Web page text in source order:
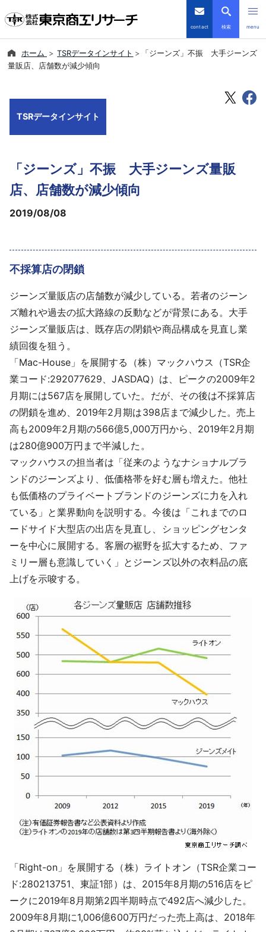
contact 検索 menu
倒産・注目企業情報
会社案内
導入事例
よくあるご質問
ホーム TSRデータインサイト
「ジーンズ」不振 大手ジーンズ
量販店、店舗数が減少傾向
TSRデータインサイト
「ジーンズ」不振 大手ジーンズ量販
店、店舗数が減少傾向
2019/08/08
不採算店の閉鎖
ジーンズ量販店の店舗数が減少している。若者のジーン
ズ離れや過去の拡大路線の反動などが背景にある。大手
ジーンズ量販店は、既存店の閉鎖や商品構成を見直し業
績回復を狙う。
「Mac-House」を展開する（株）マックハウス（TSR企
業コード:292077629、JASDAQ）は、ピークの2009年2
月期には567店を展開していた。だが、その後は不採算店
の閉鎖を進め、2019年2月期は398店まで減少した。売上
高も2009年2月期の566億5,000万円から、2019年2月期
は280億900万円まで半減した。
マックハウスの担当者は「従来のようなナショナルブラ
ンドのジーンズより、低価格帯を好む層も増えた。他社
も低価格のプライベートブランドのジーンズに力を入れ
ている」と業界動向を説明する。今後は「これまでのロ
ードサイド大型店の出店を見直し、ショッピングセンタ
ーを中心に展開する。客層の裾野を拡大するため、ファ
ミリー層も意識していく」とジーンズ以外の衣料品の底
上げを示唆する。
「Right-on」を展開する（株）ライトオン（TSR企業コー
ド:280213751、東証1部）は、2015年8月期の516店をピ
ークに2019年8月期第2四半期時点で492店へ減少した。
2009年8月期に1,006億600万円だった売上高は、2018年